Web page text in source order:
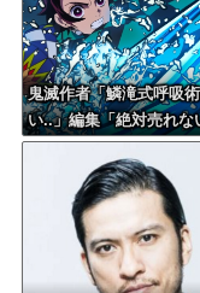
鬼滅作者「鱗滝式呼吸
い..」編集「絶対売れな
呼吸にしましょう」